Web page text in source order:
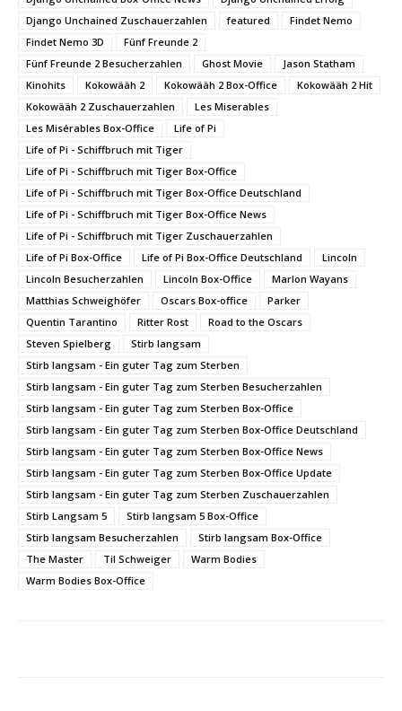
Django Unchained Zuschauerzahlen
featured
Findet Nemo
Findet Nemo 3D
Fünf Freunde 2
Fünf Freunde 2 Besucherzahlen
Ghost Movie
Jason Statham
Kinohits
Kokowääh 2 Kokowääh 2 Box-Office
Kokowääh 2 Hit
Kokowääh 2 Zuschauerzahlen
Les Miserables
Les Misérables Box-Office
Life of Pi
Life of Pi - Schiffbruch mit Tiger
Life of Pi - Schiffbruch mit Tiger Box-Office
Life of Pi - Schiffbruch mit Tiger Box-Office Deutschland
Life of Pi - Schiffbruch mit Tiger Box-Office News
Life of Pi - Schiffbruch mit Tiger Zuschauerzahlen
Life of Pi Box-Office
Life of Pi Box-Office Deutschland
Lincoln
Lincoln Besucherzahlen
Lincoln Box-Office
Marlon Wayans
Matthias Schweighöfer
Oscars Box-office
Parker
Quentin Tarantino
Ritter Rost
Road to the Oscars
Steven Spielberg
Stirb langsam
Stirb langsam - Ein guter Tag zum Sterben
Stirb langsam - Ein guter Tag zum Sterben Besucherzahlen
Stirb langsam - Ein guter Tag zum Sterben Box-Office
Stirb langsam - Ein guter Tag zum Sterben Box-Office Deutschland
Stirb langsam - Ein guter Tag zum Sterben Box-Office News
Stirb langsam - Ein guter Tag zum Sterben Box-Office Update
Stirb langsam - Ein guter Tag zum Sterben Zuschauerzahlen
Stirb Langsam 5
Stirb langsam 5 Box-Office
Stirb langsam Besucherzahlen
Stirb langsam Box-Office
The Master
Til Schweiger
Warm Bodies
Warm Bodies Box-Office